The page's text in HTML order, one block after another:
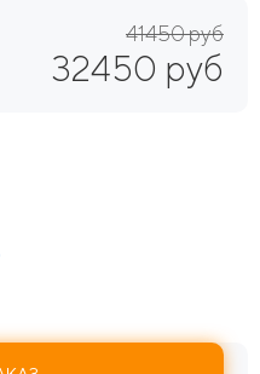
41450 руб
32450 руб